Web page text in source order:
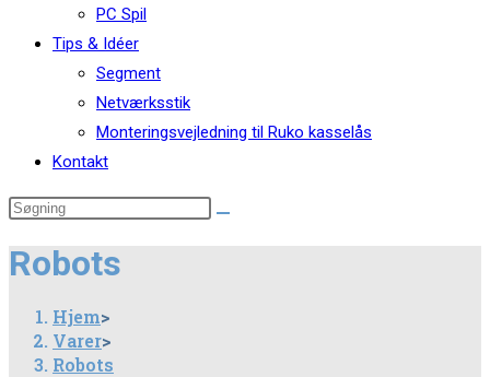
PC Spil
Tips & Idéer
Segment
Netværksstik
Monteringsvejledning til Ruko kasselås
Kontakt
Robots
Hjem>
Varer>
Robots